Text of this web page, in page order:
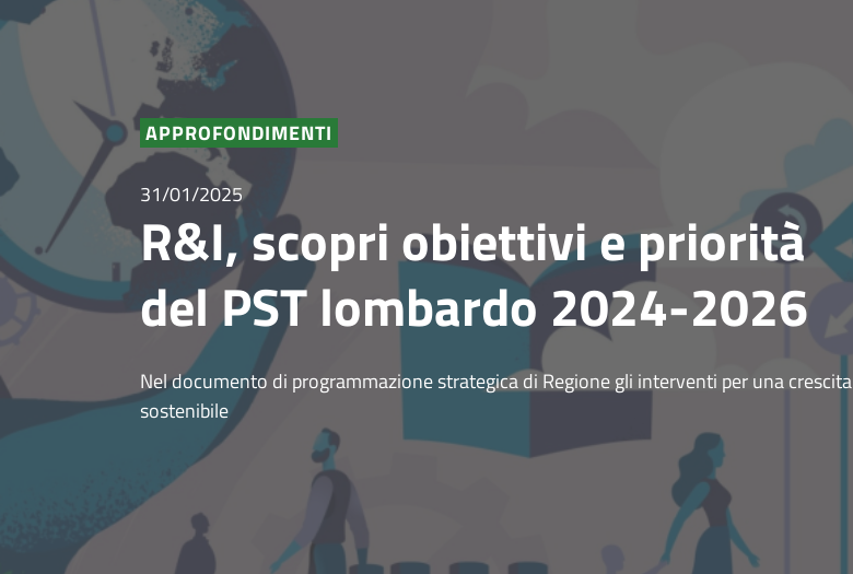
APPROFONDIMENTI
31/01/2025
R&I, scopri obiettivi e priorità
del PST lombardo 2024-2026
Nel documento di programmazione strategica di Regione gli interventi per una crescita
sostenibile